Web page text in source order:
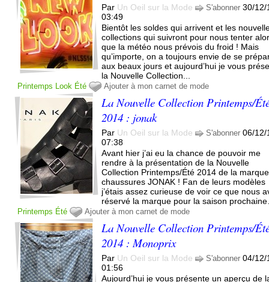
Par Un Oeil sur la Mode S'abonner 30/12/
03:49
Bientôt les soldes qui arrivent et les
collections qui suivront pour nous tenter
que la météo nous prévois du froid ! Mais
qu’importe, on a toujours envie de se
aux beaux jours et aujourd’hui je vous
la Nouvelle Collection...
Printemps Look Été Ajouter à mon carnet de mode
La Nouvelle Collection Printemps/
2014 : jonak
Par Un Oeil sur la Mode S'abonner 06/12/
07:38
Avant hier j’ai eu la chance de pouvoir me
rendre à la présentation de la Nouvelle
Collection Printemps/Été 2014 de la
chaussures JONAK ! Fan de leurs modèles
j’étais assez curieuse de voir ce que nous
réservé la marque pour la saison
Printemps Été Ajouter à mon carnet de mode
La Nouvelle Collection Printemps/
2014 : Monoprix
Par Un Oeil sur la Mode S'abonner 04/12/
01:56
Aujourd’hui je vous présente un aperçu de